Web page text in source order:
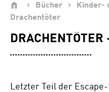
Bücher
Kinder-
Drachentöter
DRACHENTÖTER
Letzter Teil der